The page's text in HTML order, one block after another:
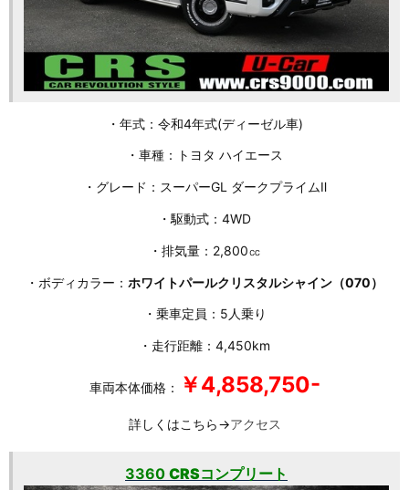
・年式：令和4年式(ディーゼル車)
・車種：トヨタ ハイエース
・グレード：スーパーGL ダークプライムⅡ
・駆動式：4WD
・排気量：2,800㏄
・ボディカラー： ホワイトパールクリスタルシャイン（070）
・乗車定員：5人乗り
・走行距離：4,450km
車両本体価格： ￥4,858,750-
詳しくはこちら→アクセス
3360 CRSコンプリート